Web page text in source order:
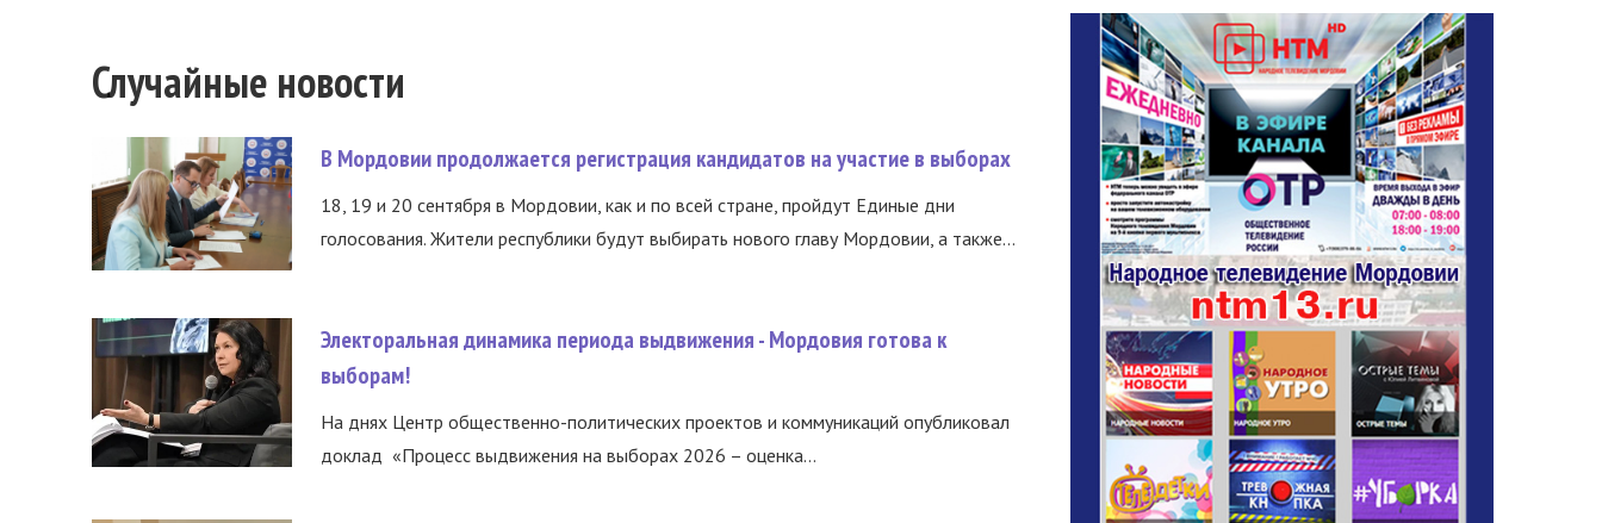
Случайные новости
В Мордовии продолжается регистрация кандидатов на участие в выборах
18, 19 и 20 сентября в Мордовии, как и по всей стране, пройдут Единые дни
голосования. Жители республики будут выбирать нового главу Мордовии, а также...
Электоральная динамика периода выдвижения - Мордовия готова к
выборам!
На днях Центр общественно-политических проектов и коммуникаций опубликовал
доклад «Процесс выдвижения на выборах 2026 – оценка...